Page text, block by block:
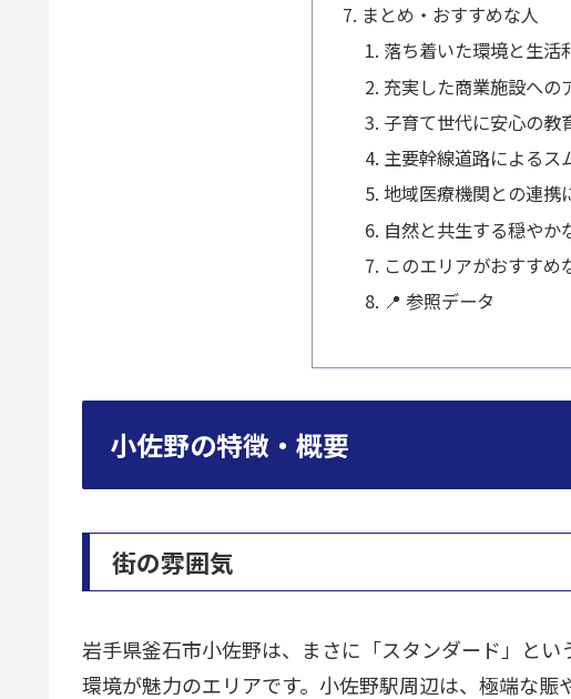
まとめ・おすすめな人
落ち着いた環境と生活
充実した商業施設への
子育て世代に安心の教
主要幹線道路によるス
地域医療機関との連携
自然と共生する穏やか
このエリアがおすすめ
📍 参照データ
小佐野の特徴・概要
街の雰囲気
岩手県釜石市小佐野は、まさに「スタンダード」と
環境が魅力のエリアです。小佐野駅周辺は、極端な